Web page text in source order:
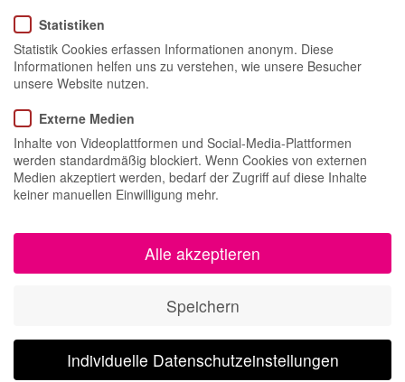
GOSSIP+ Public Relations ist eine inhabergeführte PR-Agentur, die
weit mehr zu bieten hat als klassische PR. Unser Ansatz ist eine
vernetzte Kommunikation, die die Bereiche Social Media, Influencer-
und Celebrity-Relations sowie Events in die Marken- und
how, vor allem im Bereich Beauty & Lifestyle PR, bieten wir unseren
Kunden eine umfassende und strategische
Kommunikationsberatung.
Statistiken
Statistik Cookies erfassen Informationen anonym. Diese
Informationen helfen uns zu verstehen, wie unsere Besucher
unsere Website nutzen.
Externe Medien
Inhalte von Videoplattformen und Social-Media-Plattformen
werden standardmäßig blockiert. Wenn Cookies von externen
Medien akzeptiert werden, bedarf der Zugriff auf diese Inhalte
keiner manuellen Einwilligung mehr.
Alle akzeptieren
Speichern
Individuelle Datenschutzeinstellungen